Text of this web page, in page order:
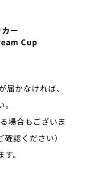
ー
Cup
かなければ、
場合もございま
認ください）
。